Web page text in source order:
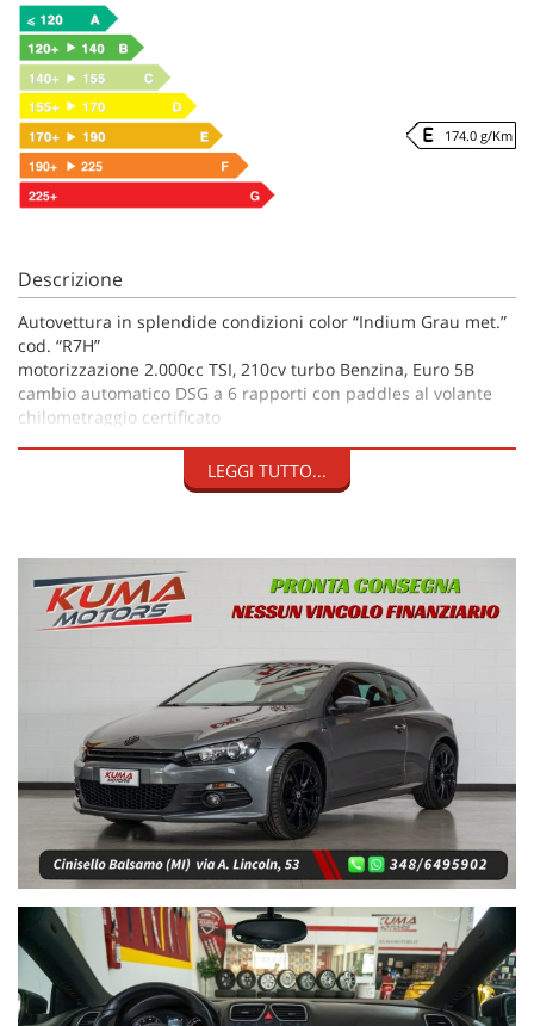
174.0 g/Km
Descrizione
Autovettura in splendide condizioni color “Indium Grau met.”
cod. “R7H”
motorizzazione 2.000cc TSI, 210cv turbo Benzina, Euro 5B
cambio automatico DSG a 6 rapporti con paddles al volante
chilometraggio certificato
AUTO IN PRONTA CONSEGNA PREZZO REALE NESSUN
VINCOLO FINANZIARIO
minigonne laterali dal design marcatamente sportivo
· “Keyless System”: sistema di apertura, chiusura ed
avviamento “chiavi in tasca” con avviamento a pulsante
· cerchi in lega da 18” neri con pneumatici 235/40 nuovi,
· Hi-Fi RCD 510 con schermo touchscreen da 6,5”, lettore multi
CD, Aux-in, SD e sound system Dynaudio
· sensori di parcheggio posteriori assistiti
· sedili anteriori sportivi riscaldabili, climatizzatore
automatico bi-zona
· luci diurne, fari Xenon, fendinebbia, sensore luce, lavafari
· volante sportivo in pelle traforata multifunzione, Cruise
Control
· specchietto retrovisore interno elettrocromico, spoiler
posteriore
· specchietti esterni regolabili e riscaldabili elettricamente,
alzacristalli elettrici
· doppio terminale di scarico cromato, battitacco in alluminio
R-Line
· vetri privacy, pedaliera sportiva, ISOFIX, bracciolo,
LEGGI TUTTO...